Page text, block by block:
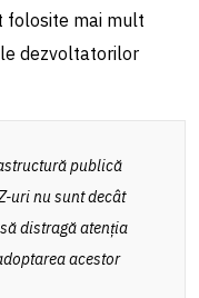
folosite mai mult
dezvoltatorilor
publică
uri nu sunt decât
distragă atenția
acestor